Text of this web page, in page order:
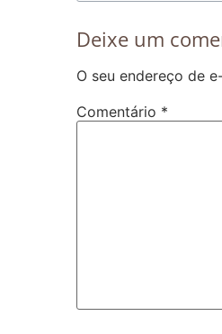
Deixe um
O seu endereço de
Comentário *